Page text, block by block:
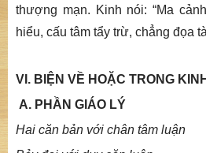
thượng mạn. Kinh nói: “Ma
hiểu, cấu tâm tẩy trừ, chẳng đọa
VI. BIỆN VỀ HOẶC TRONG
A. PHẦN GIÁO LÝ
Hai căn bản với chân tâm luận